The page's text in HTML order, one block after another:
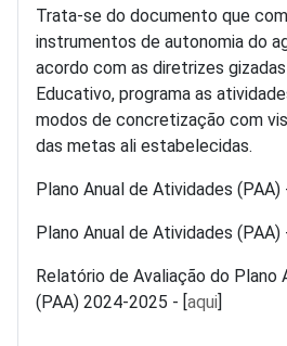
Trata-se do documento que
instrumentos de autonomia do
acordo com as diretrizes
Educativo, programa as
modos de concretização com
das metas ali estabelecidas.
Plano Anual de Atividades (PAA)
Plano Anual de Atividades (PAA)
Relatório de Avaliação do Plano
(PAA) 2024-2025 - [ aqui